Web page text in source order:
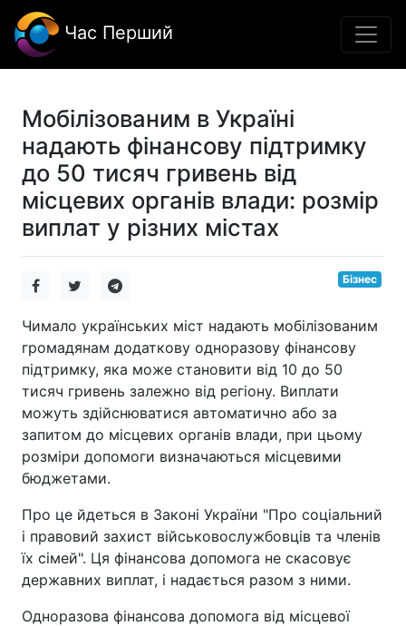
Час Перший
Мобілізованим в Україні
надають фінансову підтримку
до 50 тисяч гривень від
місцевих органів влади: розмір
виплат у різних містах
Бізнес
Чимало українських міст надають мобілізованим
громадянам додаткову одноразову фінансову
підтримку, яка може становити від 10 до 50
тисяч гривень залежно від регіону. Виплати
можуть здійснюватися автоматично або за
запитом до місцевих органів влади, при цьому
розміри допомоги визначаються місцевими
бюджетами.
Про це йдеться в Законі України "Про соціальний
і правовий захист військовослужбовців та членів
їх сімей". Ця фінансова допомога не скасовує
державних виплат, і надається разом з ними.
Одноразова фінансова допомога від місцевої